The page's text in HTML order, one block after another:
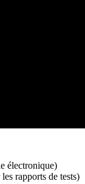
électronique)
rapports de tests)